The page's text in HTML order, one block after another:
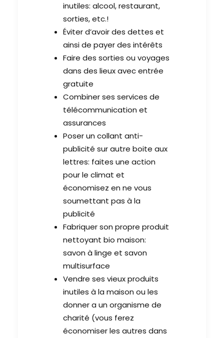
inutiles: alcool, restaurant,
sorties, etc.!
Éviter d’avoir des dettes et
ainsi de payer des intérêts
Faire des sorties ou voyages
dans des lieux avec entrée
gratuite
Combiner ses services de
télécommunication et
assurances
Poser un collant anti-
publicité sur autre boite aux
lettres: faites une action
pour le climat et
économisez en ne vous
soumettant pas à la
publicité
Fabriquer son propre produit
nettoyant bio maison:
savon à linge et savon
multisurface
Vendre ses vieux produits
inutiles à la maison ou les
donner a un organisme de
charité (vous ferez
économiser les autres dans